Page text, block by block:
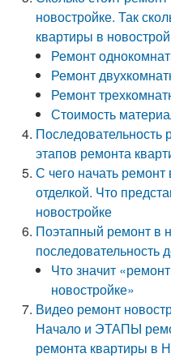
новостройке. Так
квартиры в
Ремонт
Ремонт
Ремонт
Стоимость
Последовательность
этапов ремонта
С чего начать ремонт
отделкой. Что
новостройке
Поэтапный ремонт в
последовательность
Что значит
новостройке»
Видео ремонт
Начало и ЭТАПЫ
ремонта квартиры